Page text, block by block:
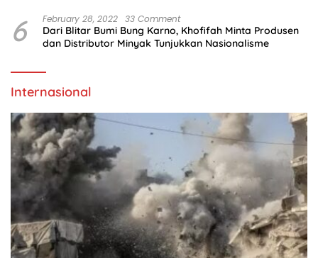
6 February 28, 2022 33 Comment
Dari Blitar Bumi Bung Karno, Khofifah Minta Produsen
dan Distributor Minyak Tunjukkan Nasionalisme
Internasional